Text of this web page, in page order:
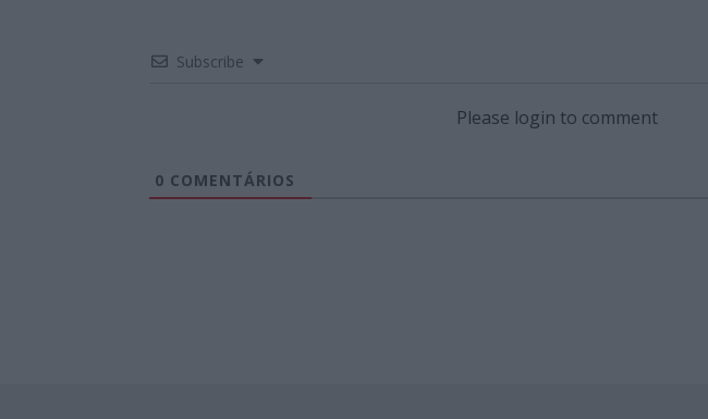
Subscribe
Please login to comment
0 COMENTÁRIOS